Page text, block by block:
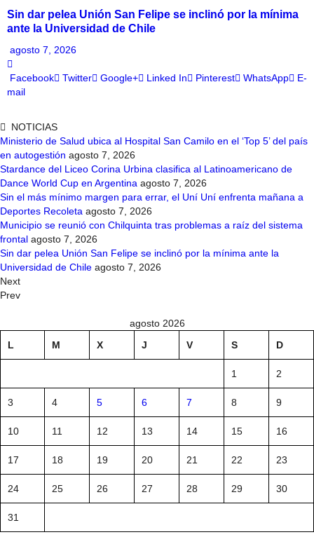
Sin dar pelea Unión San Felipe se inclinó por la mínima
ante la Universidad de Chile
agosto 7, 2026
Facebook Twitter Google+ Linked In Pinterest WhatsApp
E-
mail
NOTICIAS
Ministerio de Salud ubica al Hospital San Camilo en el ‘Top 5’ del país
en autogestión agosto 7, 2026
Stardance del Liceo Corina Urbina clasifica al Latinoamericano de
Dance World Cup en Argentina agosto 7, 2026
Sin el más mínimo margen para errar, el Uní Uní enfrenta mañana a
Deportes Recoleta agosto 7, 2026
Municipio se reunió con Chilquinta tras problemas a raíz del sistema
frontal agosto 7, 2026
Sin dar pelea Unión San Felipe se inclinó por la mínima ante la
Universidad de Chile agosto 7, 2026
Next
Prev
agosto 2026
L
M X J V S D
1 2
3 4 5 6 7 8 9
10 11 12 13 14 15 16
17 18 19 20 21 22 23
24 25 26 27 28 29 30
31